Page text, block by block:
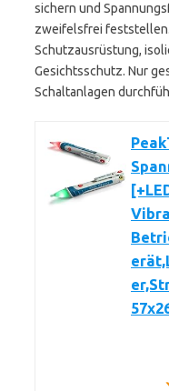
sichern und
zweifelsfrei
Schutzausrüstung,
Gesichtsschutz. Nur
Schaltanlagen